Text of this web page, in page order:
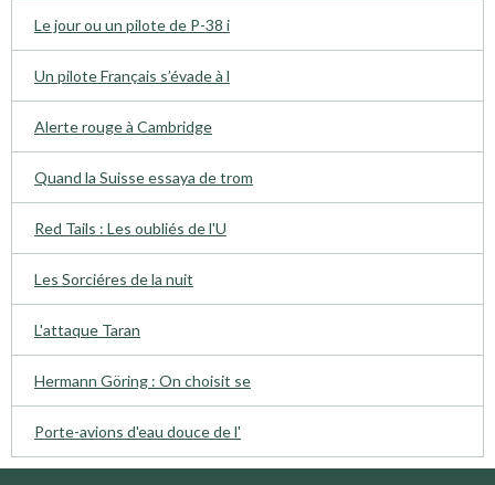
Le jour ou un pilote de P-38 i
Un pilote Français s’évade à l
Alerte rouge à Cambridge
Quand la Suisse essaya de trom
Red Tails : Les oubliés de l'U
Les Sorciéres de la nuit
L'attaque Taran
Hermann Göring : On choisit se
Porte-avions d'eau douce de l'